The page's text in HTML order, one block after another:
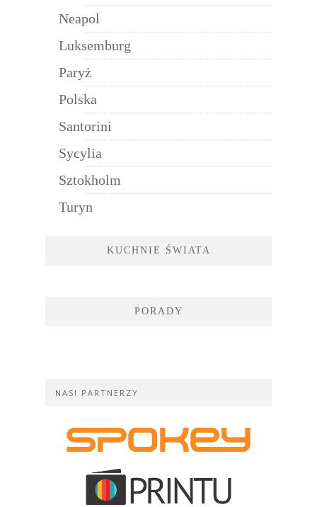
Neapol
Luksemburg
Paryż
Polska
Santorini
Sycylia
Sztokholm
Turyn
KUCHNIE ŚWIATA
PORADY
NASI PARTNERZY